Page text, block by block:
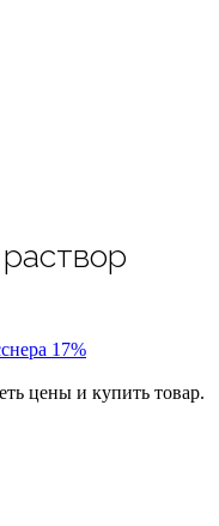
цены и купить товар.